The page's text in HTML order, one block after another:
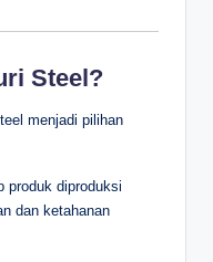
Steel?
menjadi pilihan
produk diproduksi
dan ketahanan